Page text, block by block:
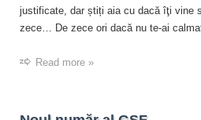
justificate, dar știți aia cu dacă îţi vine
zece… De zece ori dacă nu te-ai
Read more »